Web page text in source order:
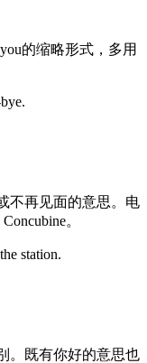
的缩略形式，多用
不再见面的意思。电
。
station.
。既有你好的意思也